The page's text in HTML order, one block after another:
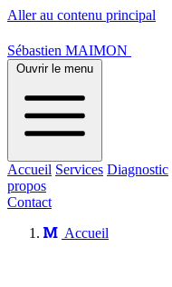
Aller au contenu principal
Sébastien MAIMON
Ouvrir le menu
Accueil Services Diagnostic
propos
Contact
Accueil